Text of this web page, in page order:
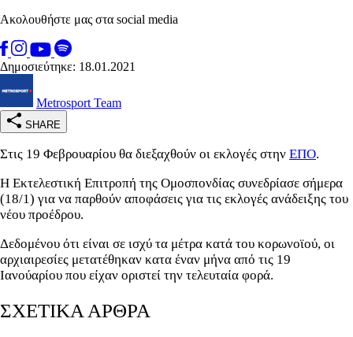
Ακολουθήστε μας στα social media
Δημοσιεύτηκε: 18.01.2021
Metrosport Team
SHARE
Στις 19 Φεβρουαρίου θα διεξαχθούν οι εκλογές στην ΕΠΟ.
Η Εκτελεστική Επιτροπή της Ομοσπονδίας συνεδρίασε σήμερα
(18/1) για να παρθούν αποφάσεις για τις εκλογές ανάδειξης του
νέου προέδρου.
Δεδομένου ότι είναι σε ισχύ τα μέτρα κατά του κορωνοϊού, οι
αρχιαιρεσίες μετατέθηκαν κατα έναν μήνα από τις 19
Ιανούαρίου που είχαν οριστεί την τελευταία φορά.
ΣΧΕΤΙΚΑ ΑΡΘΡΑ